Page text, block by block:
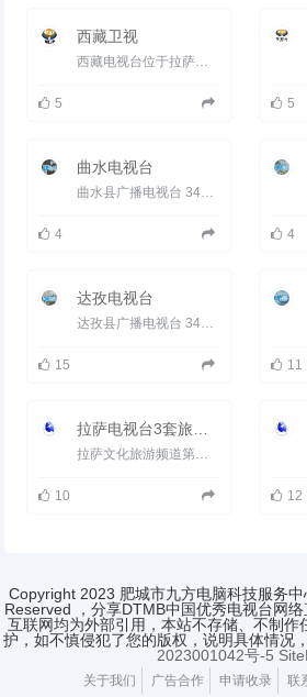
西藏卫视
5 5
曲水电视台
4 4
达孜电视台
15 11
10 12
Copyright 2023 肥城市九方电脑科技服务中
Reserved ，分享DTMB中国优秀电视台网
互联网均为外部引用，本站不存储、不制作
护，如不慎侵犯了您的版权，说明具体情况
2023001042号-5
关于我们 广告合作 申请收录 联